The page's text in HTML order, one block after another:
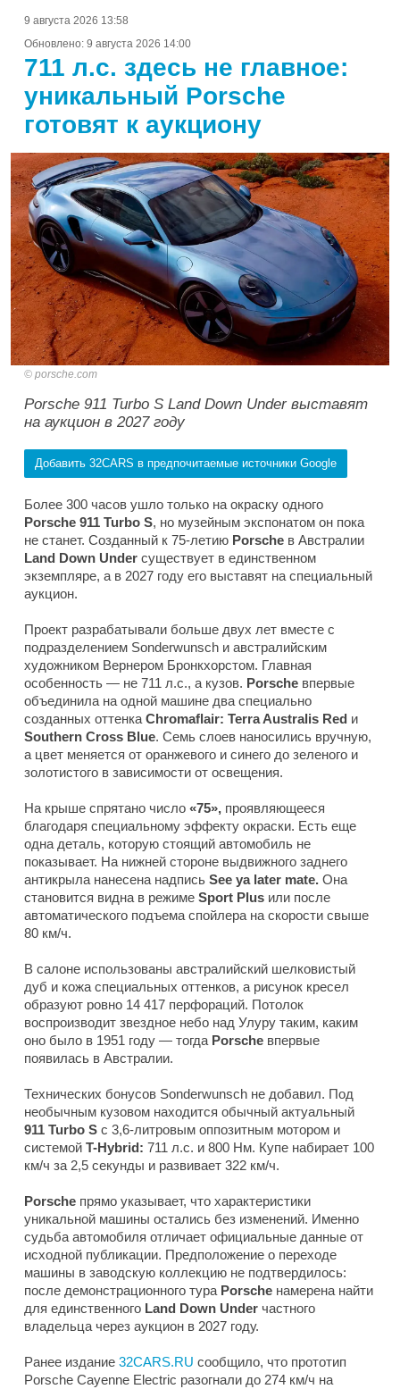
9 августа 2026 13:58
Обновлено: 9 августа 2026 14:00
711 л.с. здесь не главное:
уникальный Porsche
готовят к аукциону
porsche.com
Porsche 911 Turbo S Land Down Under выставят
на аукцион в 2027 году
Добавить 32CARS в предпочитаемые источники Google
Более 300 часов ушло только на окраску одного
Porsche 911 Turbo S, но музейным экспонатом он пока
не станет. Созданный к 75-летию Porsche в Австралии
Land Down Under существует в единственном
экземпляре, а в 2027 году его выставят на специальный
аукцион.
Проект разрабатывали больше двух лет вместе с
подразделением Sonderwunsch и австралийским
художником Вернером Бронкхорстом. Главная
особенность — не 711 л.с., а кузов. Porsche впервые
объединила на одной машине два специально
созданных оттенка Chromaflair: Terra Australis Red и
Southern Cross Blue. Семь слоев наносились вручную,
а цвет меняется от оранжевого и синего до зеленого и
золотистого в зависимости от освещения.
На крыше спрятано число «75», проявляющееся
благодаря специальному эффекту окраски. Есть еще
одна деталь, которую стоящий автомобиль не
показывает. На нижней стороне выдвижного заднего
антикрыла нанесена надпись See ya later mate. Она
становится видна в режиме Sport Plus или после
автоматического подъема спойлера на скорости свыше
80 км/ч.
В салоне использованы австралийский шелковистый
дуб и кожа специальных оттенков, а рисунок кресел
образуют ровно 14 417 перфораций. Потолок
воспроизводит звездное небо над Улуру таким, каким
оно было в 1951 году — тогда Porsche впервые
появилась в Австралии.
Технических бонусов Sonderwunsch не добавил. Под
необычным кузовом находится обычный актуальный
911 Turbo S с 3,6-литровым оппозитным мотором и
системой T-Hybrid: 711 л.с. и 800 Нм. Купе набирает 100
км/ч за 2,5 секунды и развивает 322 км/ч.
Porsche прямо указывает, что характеристики
уникальной машины остались без изменений. Именно
судьба автомобиля отличает официальные данные от
исходной публикации. Предположение о переходе
машины в заводскую коллекцию не подтвердилось:
после демонстрационного тура Porsche намерена найти
для единственного Land Down Under частного
владельца через аукцион в 2027 году.
Ранее издание 32CARS.RU сообщило, что прототип
Porsche Cayenne Electric разогнали до 274 км/ч на